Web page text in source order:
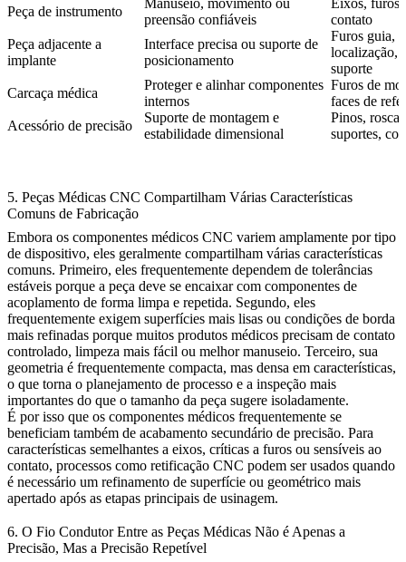
Peça de instrumento
preensão confiáveis
contato
Peça adjacente a
implante
Interface precisa ou suporte de
posicionamento
Furos guia,
localização,
suporte
Carcaça médica
Proteger e alinhar componentes
internos
Furos de
faces de
Acessório de precisão
Suporte de montagem e
estabilidade dimensional
Pinos,
suportes,
5. Peças Médicas CNC Compartilham Várias Características
Comuns de Fabricação
Embora os componentes médicos CNC variem amplamente por tipo
de dispositivo, eles geralmente compartilham várias características
comuns. Primeiro, eles frequentemente dependem de tolerâncias
estáveis porque a peça deve se encaixar com componentes de
acoplamento de forma limpa e repetida. Segundo, eles
frequentemente exigem superfícies mais lisas ou condições de borda
mais refinadas porque muitos produtos médicos precisam de contato
controlado, limpeza mais fácil ou melhor manuseio. Terceiro, sua
geometria é frequentemente compacta, mas densa em características,
o que torna o planejamento de processo e a inspeção mais
importantes do que o tamanho da peça sugere isoladamente.
É por isso que os componentes médicos frequentemente se
beneficiam também de acabamento secundário de precisão. Para
características semelhantes a eixos, críticas a furos ou sensíveis ao
contato, processos como retificação CNC podem ser usados quando
é necessário um refinamento de superfície ou geométrico mais
apertado após as etapas principais de usinagem.
6. O Fio Condutor Entre as Peças Médicas Não é Apenas a
Precisão, Mas a Precisão Repetível